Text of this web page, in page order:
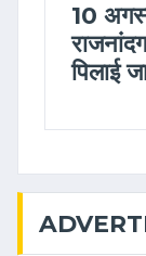
10
पिलाई